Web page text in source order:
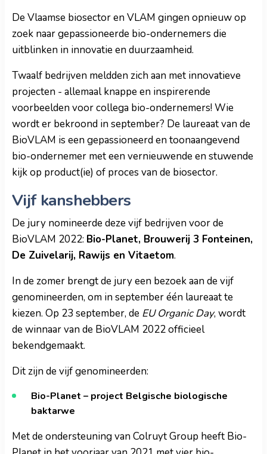
De Vlaamse biosector en VLAM gingen opnieuw op
zoek naar gepassioneerde bio-ondernemers die
uitblinken in innovatie en duurzaamheid.
Twaalf bedrijven meldden zich aan met innovatieve
projecten - allemaal knappe en inspirerende
voorbeelden voor collega bio-ondernemers! Wie
wordt er bekroond in september? De laureaat van de
BioVLAM is een gepassioneerd en toonaangevend
bio-ondernemer met een vernieuwende en stuwende
kijk op product(ie) of proces van de biosector.
Vijf kanshebbers
De jury nomineerde deze vijf bedrijven voor de
BioVLAM 2022: Bio-Planet, Brouwerij 3 Fonteinen,
De Zuivelarij, Rawijs en Vitaetom.
In de zomer brengt de jury een bezoek aan de vijf
genomineerden, om in september één laureaat te
kiezen. Op 23 september, de EU Organic Day, wordt
de winnaar van de BioVLAM 2022 officieel
bekendgemaakt.
Dit zijn de vijf genomineerden:
Bio-Planet – project Belgische biologische
baktarwe
Met de ondersteuning van Colruyt Group heeft Bio-